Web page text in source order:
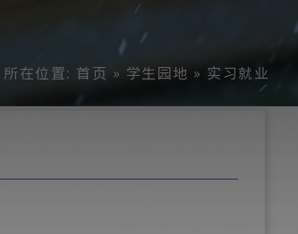
所在位置: 首页 » 学生园地 » 实习就业